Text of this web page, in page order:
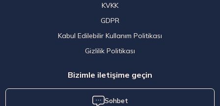
KVKK
GDPR
Kabul Edilebilir Kullanım Politikası
Gizlilik Politikası
Bizimle iletişime geçin
Sohbet